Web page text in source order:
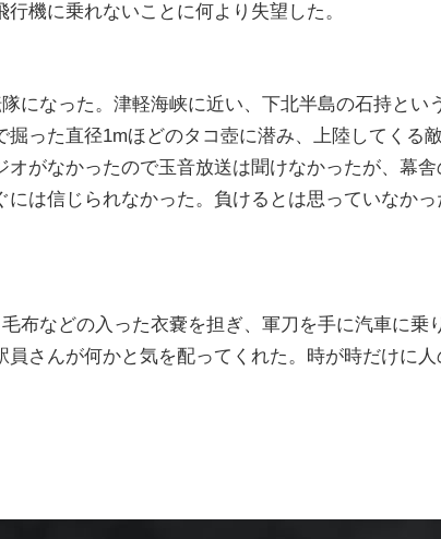
機に乗れないことに何より失望した。
になった。津軽海峡に近い、下北半島の石持とい
った直径1mほどのタコ壺に潜み、上陸してくる
がなかったので玉音放送は聞けなかったが、幕
は信じられなかった。負けるとは思っていなか
布などの入った衣嚢を担ぎ、軍刀を手に汽車に乗
さんが何かと気を配ってくれた。時が時だけに人